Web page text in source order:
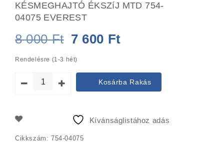
KÉSMEGHAJTÓ ÉKSZíJ MTD 754-
04075 EVEREST
8 000Ft Original
price
was:
000 Ft.
7 600 Ft
is:
7
Rendelésre (1-3 hét)
Kosárba Rakás
Kívánságlistához adás
Cikkszám: 754-04075